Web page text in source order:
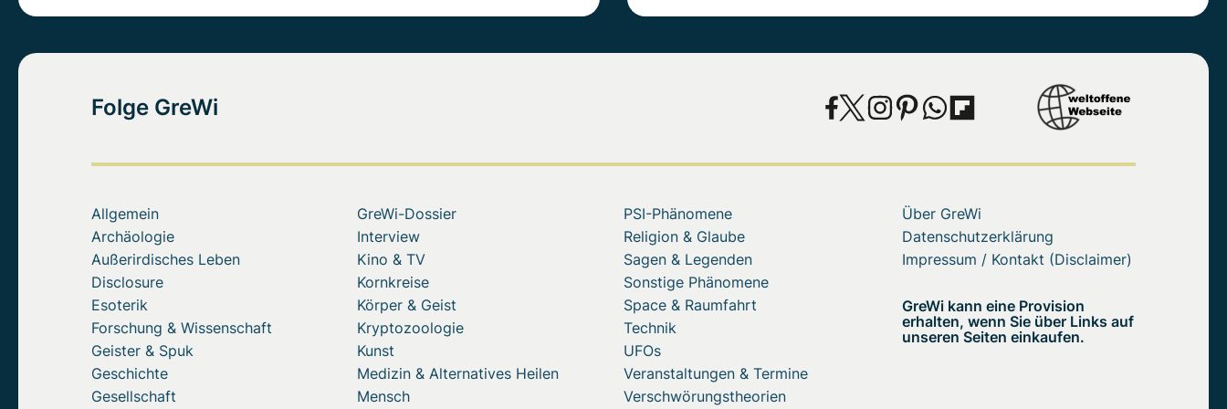
Folge GreWi
Allgemein
Archäologie
Außerirdisches Leben
Disclosure
Esoterik
Forschung & Wissenschaft
Geister & Spuk
Geschichte
Gesellschaft
GreWi-Dossier
Interview
Kino & TV
Kornkreise
Körper & Geist
Kryptozoologie
Kunst
Medizin & Alternatives Heilen
Mensch
PSI-Phänomene
Religion & Glaube
Sagen & Legenden
Sonstige Phänomene
Space & Raumfahrt
Technik
UFOs
Veranstaltungen & Termine
Verschwörungstheorien
Über GreWi
Datenschutzerklärung
Impressum / Kontakt (Disclaimer)
GreWi kann eine Provision
erhalten, wenn Sie über Links auf
unseren Seiten einkaufen.